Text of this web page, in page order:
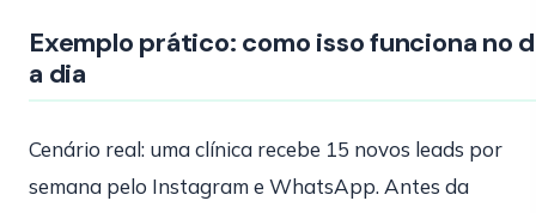
Exemplo prático: como isso funciona no
a dia
Cenário real: uma clínica recebe 15 novos leads por
semana pelo Instagram e WhatsApp. Antes da